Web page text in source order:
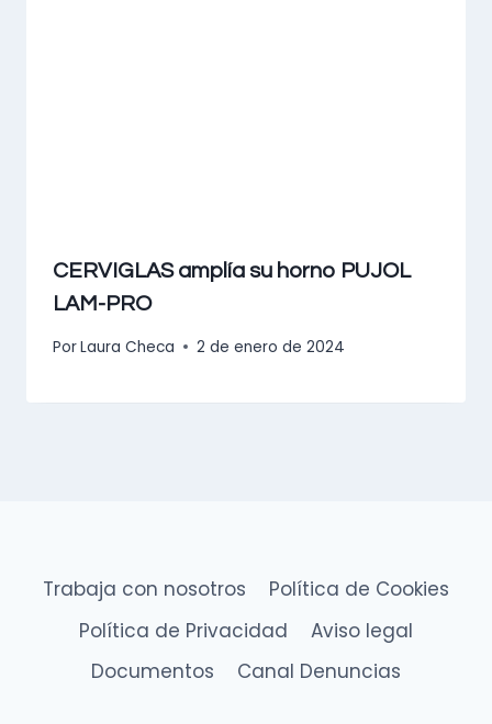
CERVIGLAS amplía su horno PUJOL
LAM-PRO
PorLaura Checa 2 de enero de 2024
Trabaja con nosotros
Política de Cookies
Política de Privacidad
Aviso legal
Documentos
Canal Denuncias